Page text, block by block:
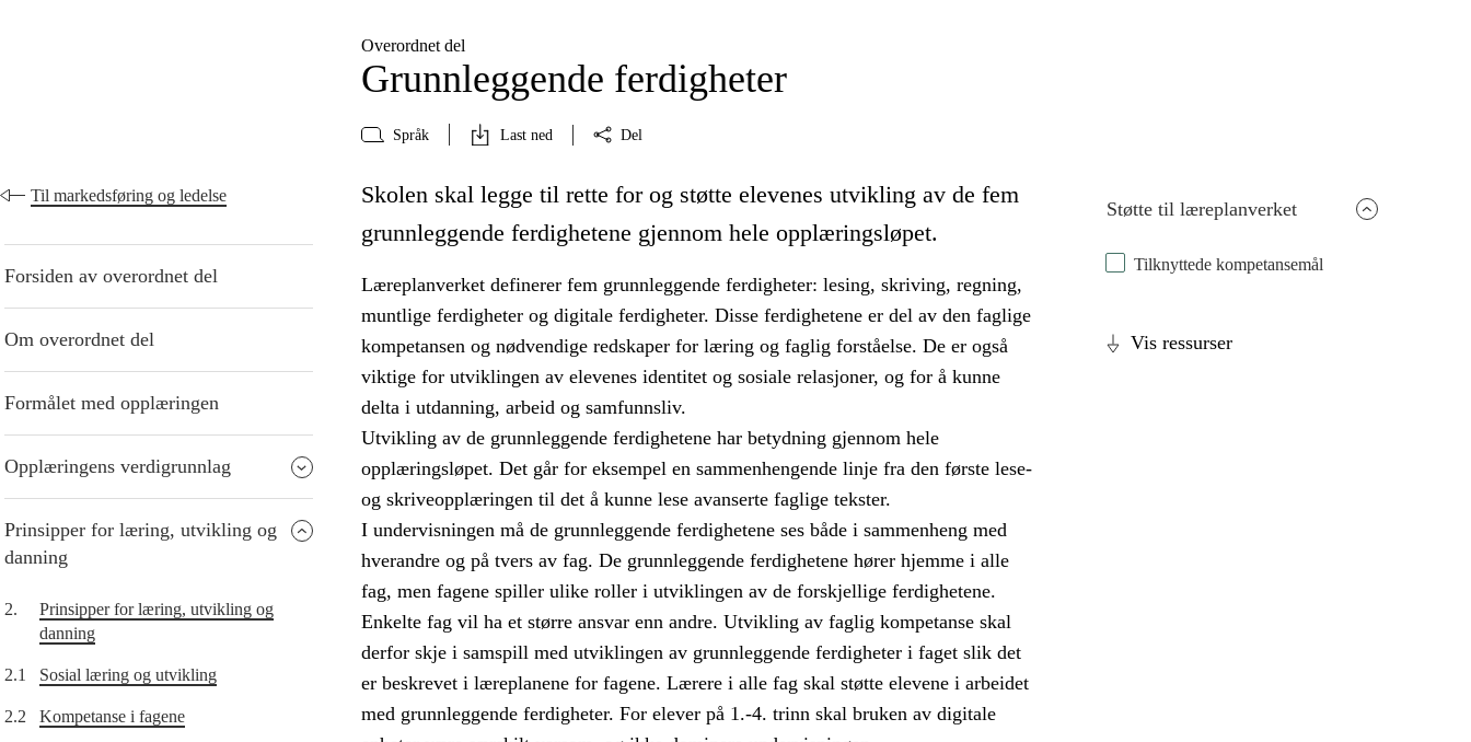
Overordnet del
Grunnleggende ferdigheter
Språk Last ned Del
Til markedsføring og ledelse
Forsiden av overordnet del
Om overordnet del
Formålet med opplæringen
Opplæringens verdigrunnlag
Prinsipper for læring, utvikling og
danning
2.
Prinsipper for læring, utvikling og
danning
2.1 Sosial læring og utvikling
2.2 Kompetanse i fagene
Støtte til læreplanverket
Tilknyttede kompetansemål
Vis ressurser
Skolen skal legge til rette for og støtte elevenes utvikling av de fem
grunnleggende ferdighetene gjennom hele opplæringsløpet.
Læreplanverket definerer fem grunnleggende ferdigheter: lesing, skriving, regning,
muntlige ferdigheter og digitale ferdigheter. Disse ferdighetene er del av den faglige
kompetansen og nødvendige redskaper for læring og faglig forståelse. De er også
viktige for utviklingen av elevenes identitet og sosiale relasjoner, og for å kunne
delta i utdanning, arbeid og samfunnsliv.
Utvikling av de grunnleggende ferdighetene har betydning gjennom hele
opplæringsløpet. Det går for eksempel en sammenhengende linje fra den første lese-
og skriveopplæringen til det å kunne lese avanserte faglige tekster.
I undervisningen må de grunnleggende ferdighetene ses både i sammenheng med
hverandre og på tvers av fag. De grunnleggende ferdighetene hører hjemme i alle
fag, men fagene spiller ulike roller i utviklingen av de forskjellige ferdighetene.
Enkelte fag vil ha et større ansvar enn andre. Utvikling av faglig kompetanse skal
derfor skje i samspill med utviklingen av grunnleggende ferdigheter i faget slik det
er beskrevet i læreplanene for fagene. Lærere i alle fag skal støtte elevene i arbeidet
med grunnleggende ferdigheter. For elever på 1.-4. trinn skal bruken av digitale